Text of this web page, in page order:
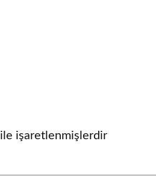
ile işaretlenmişlerdir